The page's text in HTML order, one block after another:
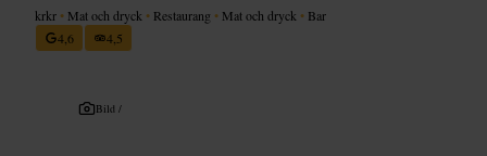
krkr • Mat och dryck • Restaurang • Mat och dryck • Bar
4,6
4,5
Bild /